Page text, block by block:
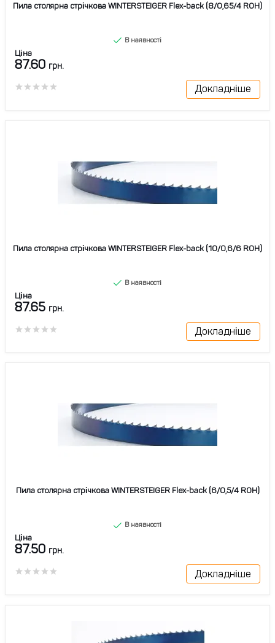
Пила столярна стрічкова WINTERSTEIGER Flex-back (8/0,65/4 ROH)
В наявності
Ціна
87.60 грн.
Докладніше
Пила столярна стрічкова WINTERSTEIGER Flex-back (10/0,6/6 ROH)
В наявності
Ціна
87.65 грн.
Докладніше
Пила столярна стрічкова WINTERSTEIGER Flex-back (6/0,5/4 ROH)
В наявності
Ціна
87.50 грн.
Докладніше